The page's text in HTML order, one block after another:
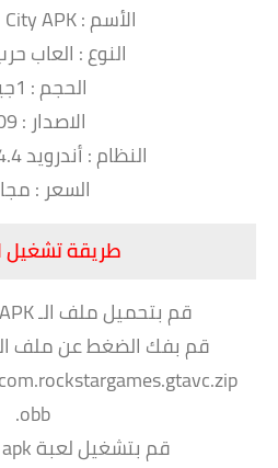
الأسم : Gta Vice City APK
النوع : العاب
الحجم : 1جيجا
الاصدار : 1.09
النظام : أندرويد 4.4 فما فوق
السعر :
طريقة تشغيل
قم بتحميل ملف الـ APK و ملف الـ OBB.
obb.
قم بتشغيل لعبة gta vice city apk.